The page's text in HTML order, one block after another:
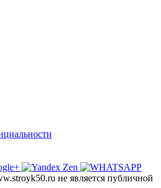
не является публичной